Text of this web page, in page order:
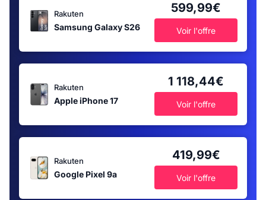
Rakuten
Samsung Galaxy S26
599,99€
Voir l'offre
Rakuten
Apple iPhone 17
1 118,44€
Voir l'offre
Rakuten
Google Pixel 9a
419,99€
Voir l'offre